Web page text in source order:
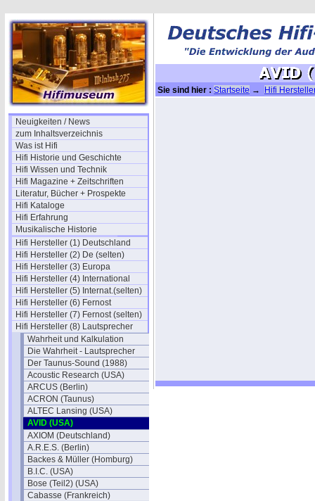
Neuigkeiten / News
zum Inhaltsverzeichnis
Was ist Hifi
Hifi Historie und Geschichte
Hifi Wissen und Technik
Hifi Magazine + Zeitschriften
Literatur, Bücher + Prospekte
Hifi Kataloge
Hifi Erfahrung
Musikalische Historie
Hifi Hersteller (1) Deutschland
Hifi Hersteller (2) De (selten)
Hifi Hersteller (3) Europa
Hifi Hersteller (4) International
Hifi Hersteller (5) Internat.(selten)
Hifi Hersteller (6) Fernost
Hifi Hersteller (7) Fernost (selten)
Hifi Hersteller (8) Lautsprecher
Wahrheit und Kalkulation
Die Wahrheit - Lautsprecher
Der Taunus-Sound (1988)
Acoustic Research (USA)
ARCUS (Berlin)
ACRON (Taunus)
ALTEC Lansing (USA)
AVID (USA)
AXIOM (Deutschland)
A.R.E.S. (Berlin)
Backes & Müller (Homburg)
B.I.C. (USA)
Bose (Teil2) (USA)
Cabasse (Frankreich)
Sie sind hier : Startseite → Hifi